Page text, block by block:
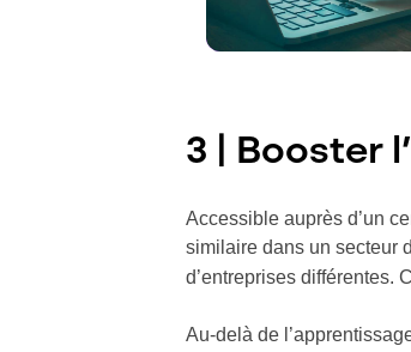
3 | Booster
Accessible auprès d’un
similaire dans un secteur
d’entreprises différentes.
Au-delà de